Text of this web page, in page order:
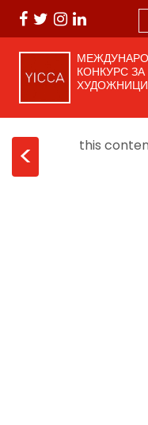
КОНКУРС ЗА
ХУДОЖНИЦИ
< this